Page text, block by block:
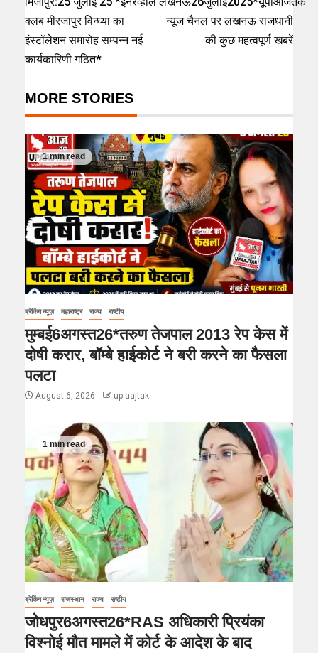
क्लब मीरजापुर विन्ध्या का
इंस्टॉलेशन समारोह सम्पन्न नई
कार्यकारिणी गठित*
न्यूज चैनल पर लखनऊ राजधानी
की कुछ महत्वपूर्ण खबरें
MORE STORIES
1 min read
ब्रेकिंग न्यूज़ महाराष्ट्र राज्य राष्टीय
मुम्बई6अगस्त26*तरुण तेजपाल 2013 रेप केस में
दोषी करार, बॉम्बे हाईकोर्ट ने बरी करने का फैसला
पलटा
August 6, 2026 up aajtak
1 min read
ब्रेकिंग न्यूज़ राजस्थान राज्य राष्टीय
जोधपुर6अगस्त26*RAS अधिकारी प्रियंका
विश्नोई मौत मामले में कोर्ट के आदेश के बाद